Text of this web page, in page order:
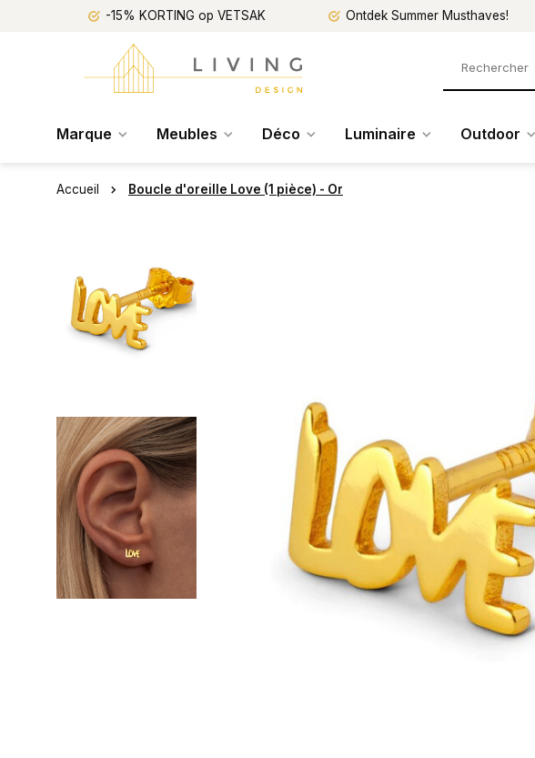
-15% KORTING op VETSAK Ontdek Summer Musthaves!
Marque Meubles Déco Luminaire Outdoor
Accueil Boucle d'oreille Love (1 pièce) - Or